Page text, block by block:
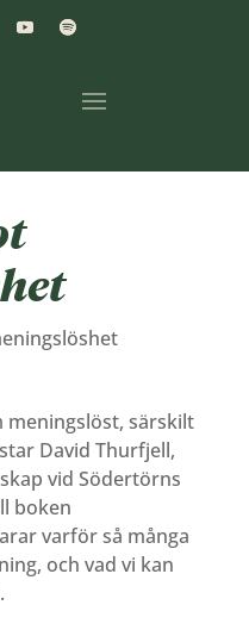
meningslöst, särskilt
David Thurfjell,
vid Södertörns
boken
varför så många
och vad vi kan